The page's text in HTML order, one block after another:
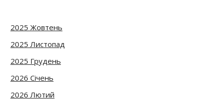
2025 Жовтень
2025 Листопад
2025 Грудень
2026 Січень
2026 Лютий